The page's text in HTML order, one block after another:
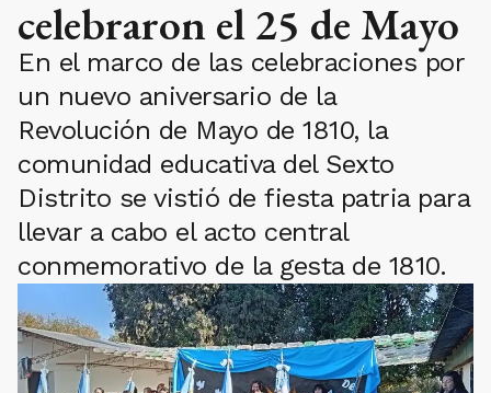
celebraron el 25 de Mayo
En el marco de las celebraciones por
un nuevo aniversario de la
Revolución de Mayo de 1810, la
comunidad educativa del Sexto
Distrito se vistió de fiesta patria para
llevar a cabo el acto central
conmemorativo de la gesta de 1810.